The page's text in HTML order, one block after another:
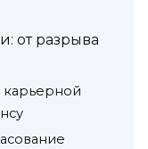
от разрыва
карьерной